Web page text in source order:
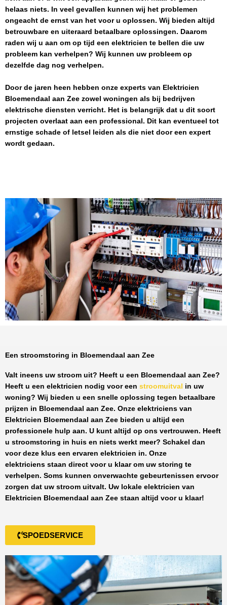
helaas niets. In veel gevallen kunnen wij het problemen
ongeacht de ernst van het voor u oplossen. Wij bieden altijd
betrouwbare en uiteraard betaalbare oplossingen. Daarom
raden wij u aan om op tijd een elektricien te bellen die uw
probleem kan verhelpen? Wij kunnen uw probleem op
dezelfde dag nog verhelpen.
Door de jaren heen hebben onze experts van Elektricien
Bloemendaal aan Zee zowel woningen als bij bedrijven
elektrische diensten verricht. Het is belangrijk dat u dit soort
projecten overlaat aan een professional. Dit kan eventueel tot
ernstige schade of letsel leiden als die niet door een expert
wordt gedaan.
Een stroomstoring in Bloemendaal aan Zee
Valt ineens uw stroom uit? Heeft u een Bloemendaal aan Zee?
Heeft u een elektricien nodig voor een stroomuitval in uw
woning? Wij bieden u een snelle oplossing tegen betaalbare
prijzen in Bloemendaal aan Zee. Onze elektriciens van
Elektricien Bloemendaal aan Zee bieden u altijd een
professionele hulp aan. U kunt altijd op ons vertrouwen. Heeft
u stroomstoring in huis en niets werkt meer? Schakel dan
voor deze klus een ervaren elektricien in. Onze
elektriciens staan direct voor u klaar om uw storing te
verhelpen. Soms kunnen onverwachte gebeurtenissen ervoor
zorgen dat uw stroom uitvalt. Uw lokale elektricien van
Elektricien Bloemendaal aan Zee staan altijd voor u klaar!
SPOEDSERVICE